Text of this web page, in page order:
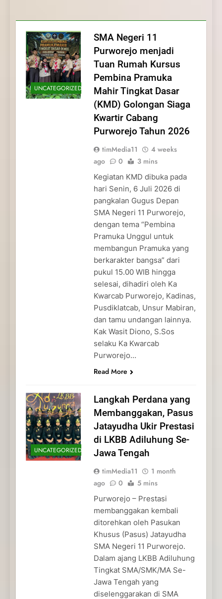
dan Pengabdian Generasi
Pramuka
Pramuka
Kepedulian
UNCATEGORIZED
SMA Negeri 11
Purworejo menjadi
Tuan Rumah Kursus
Pembina Pramuka
Mahir Tingkat Dasar
(KMD) Golongan Siaga
Kwartir Cabang
Purworejo Tahun 2026
timMedia11
4 weeks
ago
0 3 mins
Kegiatan KMD dibuka pada
hari Senin, 6 Juli 2026 di
pangkalan Gugus Depan
SMA Negeri 11 Purworejo,
dengan tema “Pembina
Pramuka Unggul untuk
membangun Pramuka yang
berkarakter bangsa” dari
pukul 15.00 WIB hingga
selesai, dihadiri oleh Ka
Kwarcab Purworejo, Kadinas,
Pusdiklatcab, Unsur Mabiran,
dan tamu undangan lainnya.
Kak Wasit Diono, S.Sos
selaku Ka Kwarcab
Purworejo…
Read More
UNCATEGORIZED
Langkah Perdana yang
Membanggakan, Pasus
Jatayudha Ukir Prestasi
di LKBB Adiluhung Se-
Jawa Tengah
timMedia11
1 month
ago
0 5 mins
Purworejo – Prestasi
membanggakan kembali
ditorehkan oleh Pasukan
Khusus (Pasus) Jatayudha
SMA Negeri 11 Purworejo.
Dalam ajang LKBB Adiluhung
Tingkat SMA/SMK/MA Se-
Jawa Tengah yang
diselenggarakan di SMA